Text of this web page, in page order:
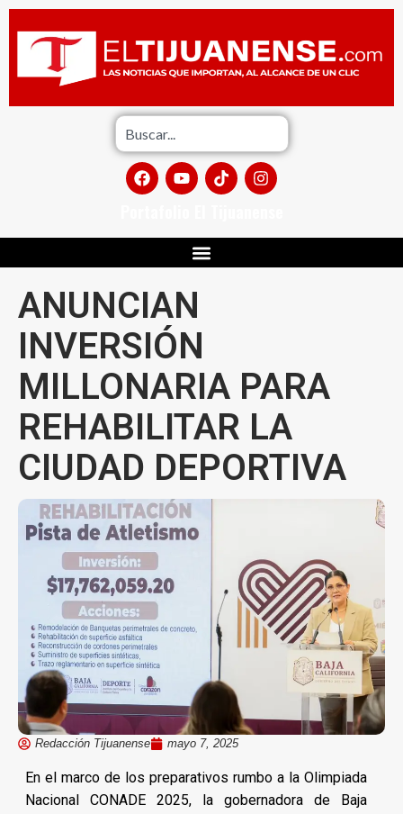
ANUNCIAN
INVERSIÓN
MILLONARIA PARA
REHABILITAR LA
CIUDAD DEPORTIVA
Redacción Tijuanense mayo 7, 2025
En el marco de los preparativos rumbo a la Olimpiada
Nacional CONADE 2025, la gobernadora de Baja